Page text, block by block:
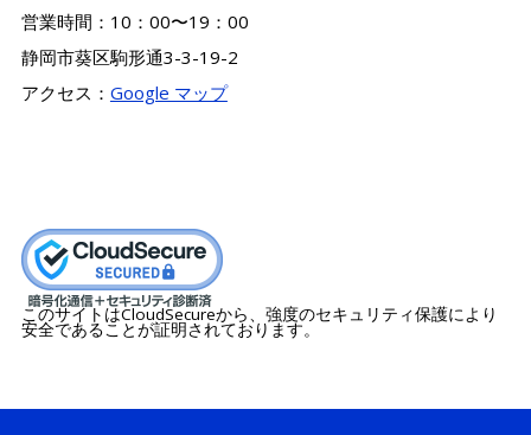
営業時間：10：00〜19：00
静岡市葵区駒形通3-3-19-2
アクセス： Google マップ
このサイトはCloudSecureから、強度のセキュリティ保護により
安全であることが証明されております。